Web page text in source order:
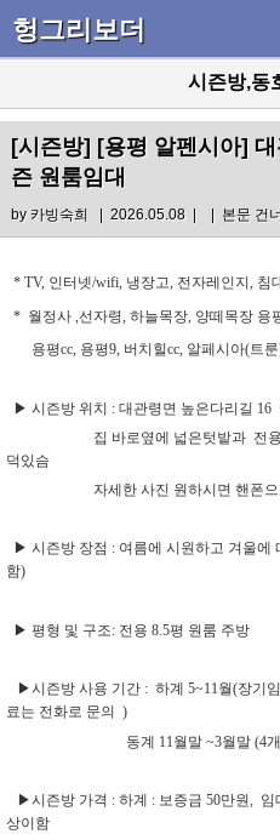
헝그리보더
시즌방,동
[시즌방] [용평 알펜시아]
즌 원룸임대
by카빙숙희 | 2026.05.08 | | 본문 건
* TV, 인터넷/wifi, 냉장고, 전자레인지 , 침
* 월정사 선자령 하늘목장 양떼목장 용
용평cc, 용평9, 버치힐cc, 알페시아(트룬
▶ 시즌방 위치 : 대관령면 높은다리길 16
집 바로옆에 넓은텃밭과 전
덕있슴
자세한 사진 원하시면 핸폰
▶ 시즌방 장점 : 여름에 시원하고 겨울에
함)
▶ 평형 및 구조: 전용 8.5평 원룸 주방
▶시즌방 사용 기간 : 하계 5~11월(장기
료는 전화로 문의
)
동계 11 월말 ~3월말 (4
▶시즌방 가격 : 하계 : 보증금 50만원, 임
상이함